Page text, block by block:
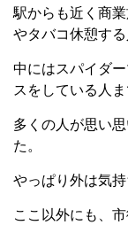
駅からも近く商
やタバコ休憩する
中にはスパイダ
スをしている人
多くの人が思い
た。
やっぱり外は気持
ここ以外にも、